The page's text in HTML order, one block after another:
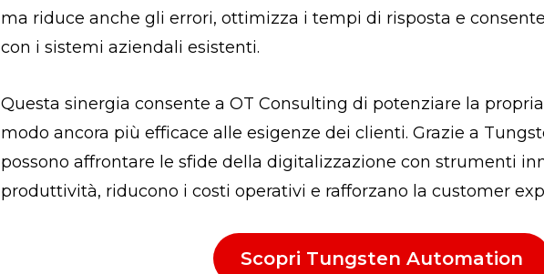
ma riduce anche gli errori, ottimizza i tempi di risposta e
con i sistemi aziendali esistenti.
Questa sinergia consente a OT Consulting di potenziare la
modo ancora più efficace alle esigenze dei clienti. Grazie a
possono affrontare le sfide della digitalizzazione con strumenti
produttività, riducono i costi operativi e rafforzano la customer
Scopri Tungsten Automation